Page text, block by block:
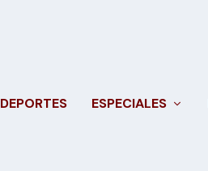
DEPORTES ESPECIALES